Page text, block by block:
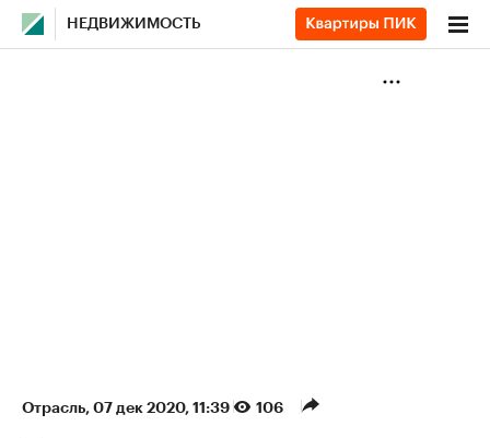
НЕДВИЖИМОСТЬ
Отрасль⁠, 07 дек 2020, 11:39 106